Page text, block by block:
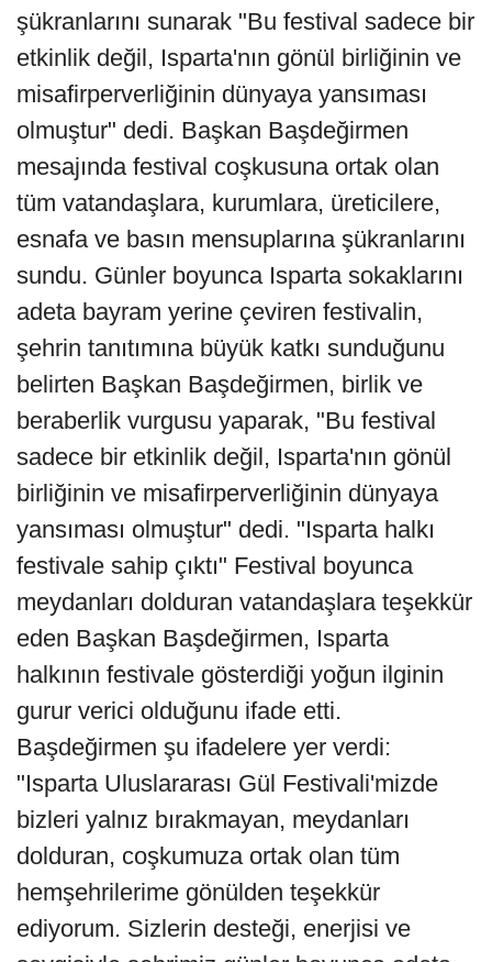
şükranlarını sunarak "Bu festival sadece bir
etkinlik değil, Isparta'nın gönül birliğinin ve
misafirperverliğinin dünyaya yansıması
olmuştur" dedi. Başkan Başdeğirmen
mesajında festival coşkusuna ortak olan
tüm vatandaşlara, kurumlara, üreticilere,
esnafa ve basın mensuplarına şükranlarını
sundu. Günler boyunca Isparta sokaklarını
adeta bayram yerine çeviren festivalin,
şehrin tanıtımına büyük katkı sunduğunu
belirten Başkan Başdeğirmen, birlik ve
beraberlik vurgusu yaparak, "Bu festival
sadece bir etkinlik değil, Isparta'nın gönül
birliğinin ve misafirperverliğinin dünyaya
yansıması olmuştur" dedi. "Isparta halkı
festivale sahip çıktı" Festival boyunca
meydanları dolduran vatandaşlara teşekkür
eden Başkan Başdeğirmen, Isparta
halkının festivale gösterdiği yoğun ilginin
gurur verici olduğunu ifade etti.
Başdeğirmen şu ifadelere yer verdi:
"Isparta Uluslararası Gül Festivali'mizde
bizleri yalnız bırakmayan, meydanları
dolduran, coşkumuza ortak olan tüm
hemşehrilerime gönülden teşekkür
ediyorum. Sizlerin desteği, enerjisi ve